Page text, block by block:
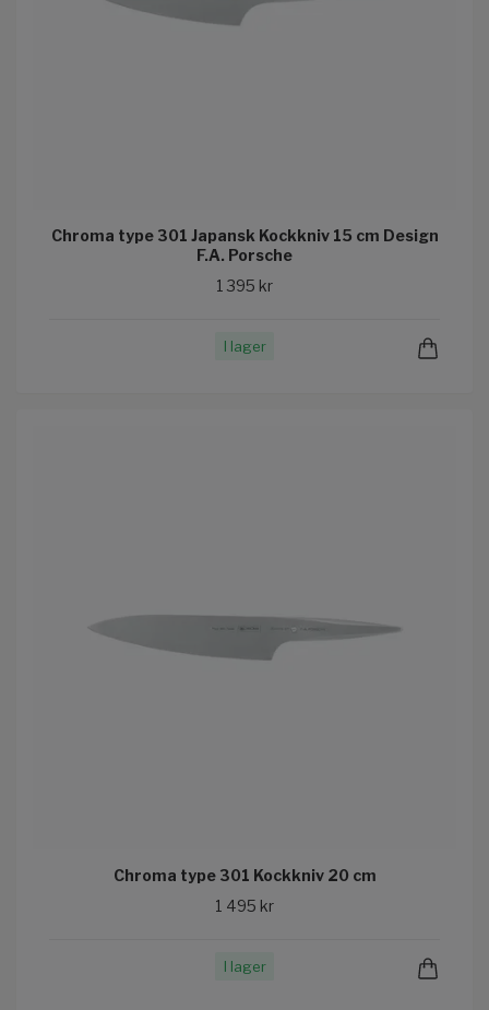
Chroma type 301 Japansk Kockkniv 15 cm Design
F.A. Porsche
1 395 kr
I lager
Chroma type 301 Kockkniv 20 cm
1 495 kr
I lager